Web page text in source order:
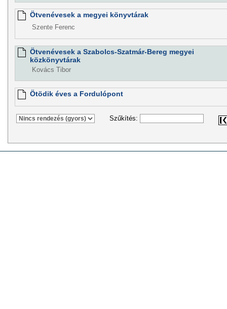
Ötvenévesek a megyei könyvtárak
Szente Ferenc
Ötvenévesek a Szabolcs-Szatmár-Bereg megyei
közkönyvtárak
Kovács Tibor
Ötödik éves a Fordulópont
Szűkítés: